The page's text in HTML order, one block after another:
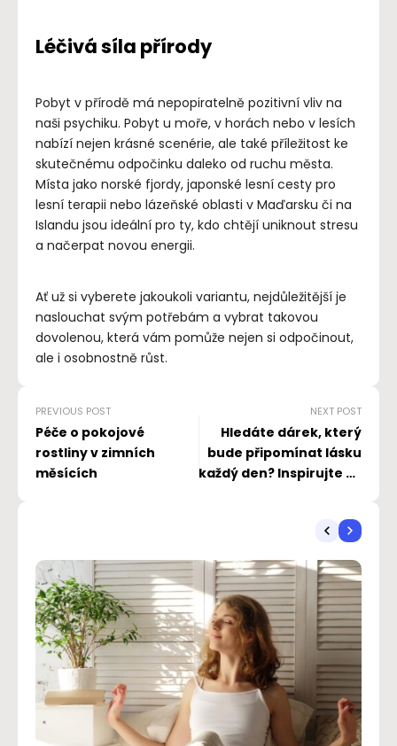
Léčivá síla přírody
Pobyt v přírodě má nepopiratelně pozitivní vliv na
naši psychiku. Pobyt u moře, v horách nebo v lesích
nabízí nejen krásné scenérie, ale také příležitost ke
skutečnému odpočinku daleko od ruchu města.
Místa jako norské fjordy, japonské lesní cesty pro
lesní terapii nebo lázeňské oblasti v Maďarsku či na
Islandu jsou ideální pro ty, kdo chtějí uniknout stresu
a načerpat novou energii.
Ať už si vyberete jakoukoli variantu, nejdůležitější je
naslouchat svým potřebám a vybrat takovou
dovolenou, která vám pomůže nejen si odpočinout,
ale i osobnostně růst.
PREVIOUS POST
Péče o pokojové
rostliny v zimních
měsících
NEXT POST
Hledáte dárek, který
bude připomínat lásku
každý den? Inspirujte se